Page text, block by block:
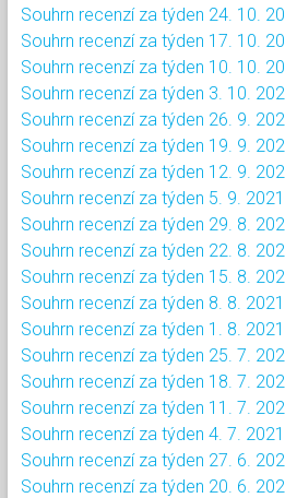
Souhrn recenzí za týden 24. 10.
Souhrn recenzí za týden 17. 10.
Souhrn recenzí za týden 10. 10.
Souhrn recenzí za týden 3. 10.
Souhrn recenzí za týden 26. 9.
Souhrn recenzí za týden 19. 9.
Souhrn recenzí za týden 12. 9.
Souhrn recenzí za týden 5. 9. 2021
Souhrn recenzí za týden 29. 8.
Souhrn recenzí za týden 22. 8.
Souhrn recenzí za týden 15. 8.
Souhrn recenzí za týden 8. 8. 2021
Souhrn recenzí za týden 1. 8. 2021
Souhrn recenzí za týden 25. 7.
Souhrn recenzí za týden 18. 7.
Souhrn recenzí za týden 11. 7.
Souhrn recenzí za týden 4. 7. 2021
Souhrn recenzí za týden 27. 6.
Souhrn recenzí za týden 20. 6.